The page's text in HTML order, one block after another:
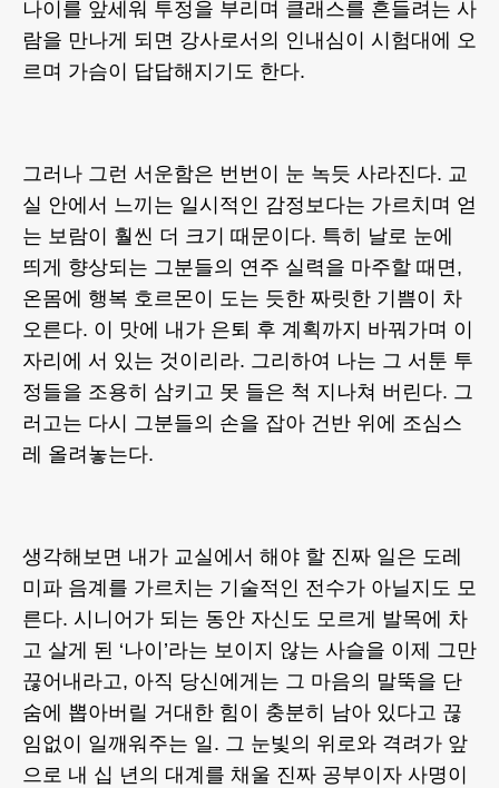
나이를 앞세워 투정을 부리며 클래스를 흔들려는 사
람을 만나게 되면 강사로서의 인내심이 시험대에 오
르며 가슴이 답답해지기도 한다.
그러나 그런 서운함은 번번이 눈 녹듯 사라진다. 교
실 안에서 느끼는 일시적인 감정보다는 가르치며 얻
는 보람이 훨씬 더 크기 때문이다. 특히 날로 눈에
띄게 향상되는 그분들의 연주 실력을 마주할 때면,
온몸에 행복 호르몬이 도는 듯한 짜릿한 기쁨이 차
오른다. 이 맛에 내가 은퇴 후 계획까지 바꿔가며 이
자리에 서 있는 것이리라. 그리하여 나는 그 서툰 투
정들을 조용히 삼키고 못 들은 척 지나쳐 버린다. 그
러고는 다시 그분들의 손을 잡아 건반 위에 조심스
레 올려놓는다.
생각해보면 내가 교실에서 해야 할 진짜 일은 도레
미파 음계를 가르치는 기술적인 전수가 아닐지도 모
른다. 시니어가 되는 동안 자신도 모르게 발목에 차
고 살게 된 ‘나이’라는 보이지 않는 사슬을 이제 그만
끊어내라고, 아직 당신에게는 그 마음의 말뚝을 단
숨에 뽑아버릴 거대한 힘이 충분히 남아 있다고 끊
임없이 일깨워주는 일. 그 눈빛의 위로와 격려가 앞
으로 내 십 년의 대계를 채울 진짜 공부이자 사명이